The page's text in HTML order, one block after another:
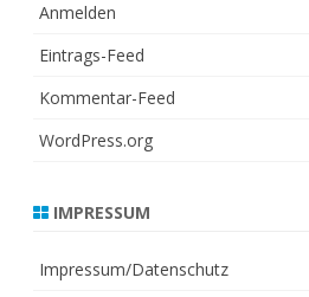
Anmelden
Eintrags-Feed
Kommentar-Feed
WordPress.org
IMPRESSUM
Impressum/Datenschutz